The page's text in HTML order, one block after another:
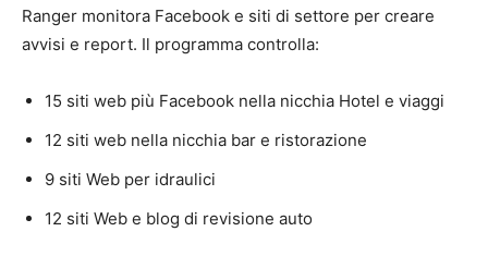
Ranger monitora Facebook e siti di settore per creare
avvisi e report. Il programma controlla:
15 siti web più Facebook nella nicchia Hotel e viaggi
12 siti web nella nicchia bar e ristorazione
9 siti Web per idraulici
12 siti Web e blog di revisione auto